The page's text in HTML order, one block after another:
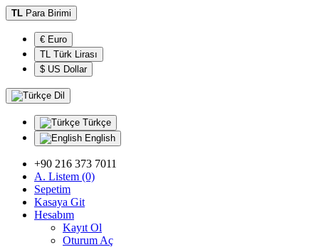
TL Para Birimi
€ Euro
TL Türk Lirası
$ US Dollar
Dil
Türkçe
English
+90 216 373 7011
A. Listem (0)
Sepetim
Kasaya Git
Hesabım
Kayıt Ol
Oturum Aç